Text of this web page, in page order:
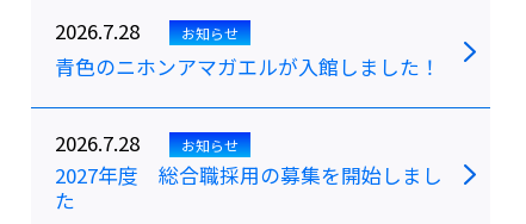
2026.7.28 お知らせ
青色のニホンアマガエルが入館しました！
2026.7.28 お知らせ
2027年度 総合職採用の募集を開始しまし
た